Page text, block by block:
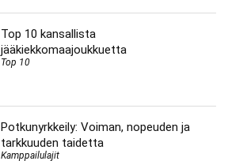
Top 10 kansallista
jääkiekkomaajoukkuetta
Top 10
Potkunyrkkeily: Voiman, nopeuden ja
tarkkuuden taidetta
Kamppailulajit